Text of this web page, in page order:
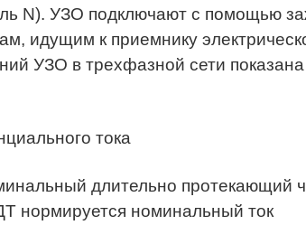
N). УЗО подключают с помощью
идущим к приемнику
УЗО в трехфазной сети
длительно протекающий
нормируется номинальный ток